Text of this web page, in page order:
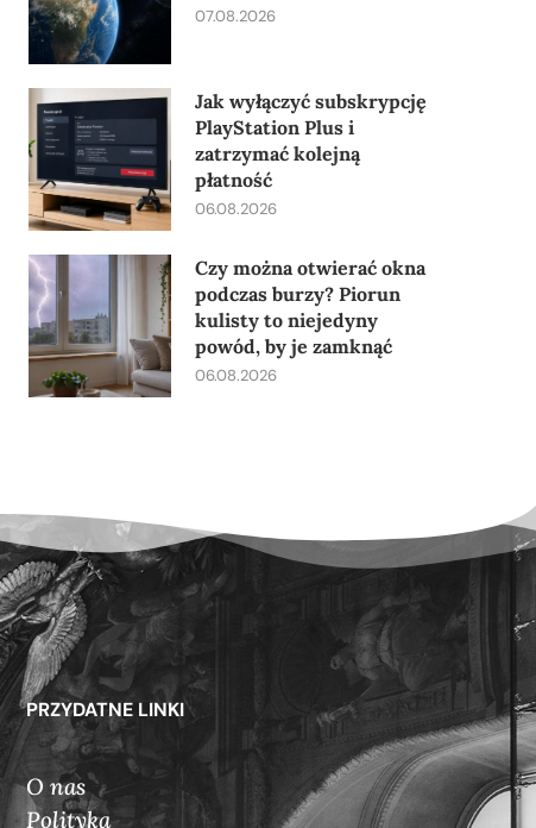
07.08.2026
Jak wyłączyć subskrypcję
PlayStation Plus i
zatrzymać kolejną
płatność
06.08.2026
Czy można otwierać okna
podczas burzy? Piorun
kulisty to niejedyny
powód, by je zamknąć
06.08.2026
PRZYDATNE LINKI
O nas
Polityka